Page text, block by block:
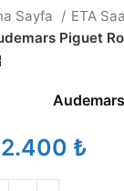
Sayfa ETA
Piguet
₺